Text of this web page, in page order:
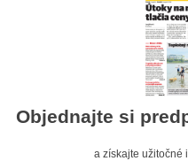
Objednajte si
a získajte užitočné